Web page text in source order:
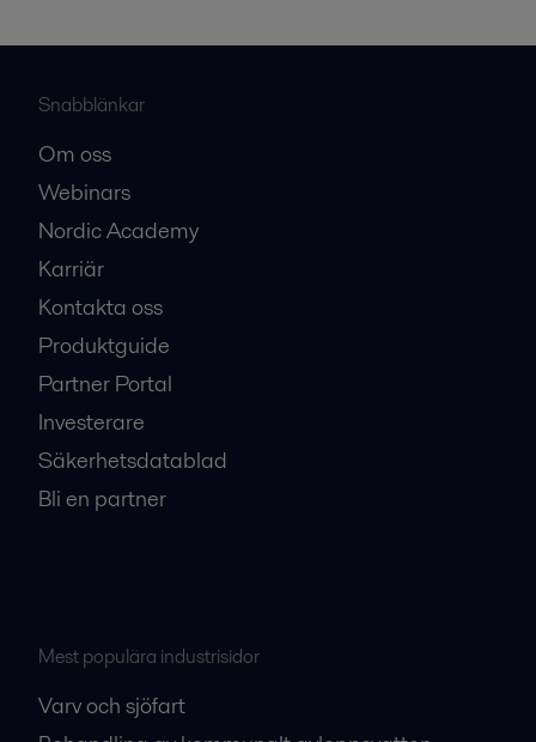
Snabblänkar
Om oss
Webinars
Nordic Academy
Karriär
Kontakta oss
Produktguide
Partner Portal
Investerare
Säkerhetsdatablad
Bli en partner
Mest populära industrisidor
Varv och sjöfart